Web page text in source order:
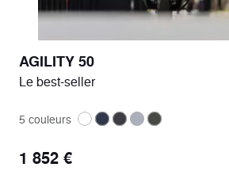
AGILITY 50
Le best-seller
5 couleurs
1 852 €